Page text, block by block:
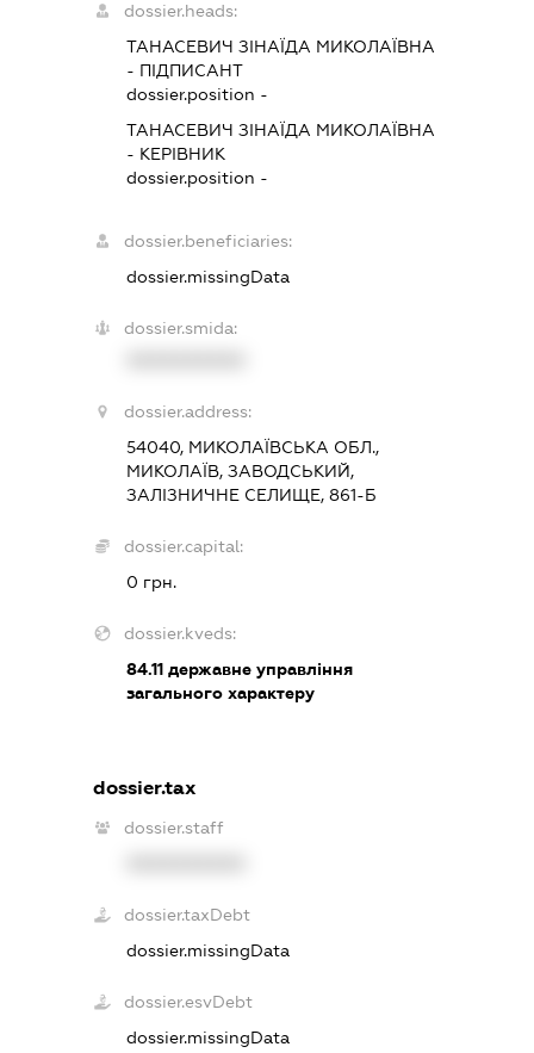
dossier.heads:
ТАНАСЕВИЧ ЗІНАЇДА МИКОЛАЇВНА
- ПІДПИСАНТ
dossier.position -
ТАНАСЕВИЧ ЗІНАЇДА МИКОЛАЇВНА
- КЕРІВНИК
dossier.position -
dossier.beneficiaries:
dossier.missingData
dossier.smida:
dossier.address:
54040, МИКОЛАЇВСЬКА ОБЛ.,
МИКОЛАЇВ, ЗАВОДСЬКИЙ,
ЗАЛІЗНИЧНЕ СЕЛИЩЕ, 861-Б
dossier.capital:
0 грн.
dossier.kveds:
84.11 державне управління
загального характеру
dossier.tax
dossier.staff
dossier.taxDebt
dossier.missingData
dossier.esvDebt
dossier.missingData